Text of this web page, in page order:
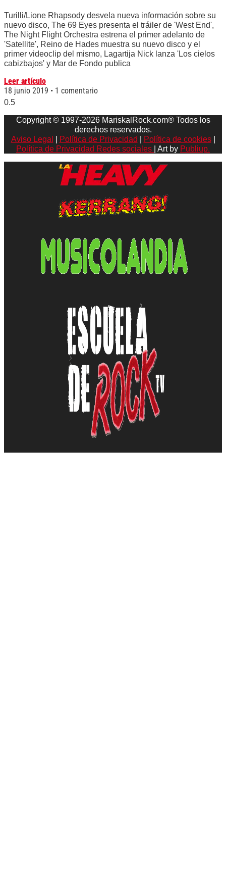
Turilli/Lione Rhapsody desvela nueva información sobre su
nuevo disco, The 69 Eyes presenta el tráiler de 'West End',
The Night Flight Orchestra estrena el primer adelanto de
'Satellite', Reino de Hades muestra su nuevo disco y el
primer videoclip del mismo, Lagartija Nick lanza 'Los cielos
cabizbajos' y Mar de Fondo publica
Leer artículo
18 junio 2019
1 comentario
Copyright © 1997-2026 MariskalRock.com® Todos los
derechos reservados.
Aviso Legal
Política de Privacidad Política de cookies|
Política de Privacidad Redes sociales
| Art by Publiup.